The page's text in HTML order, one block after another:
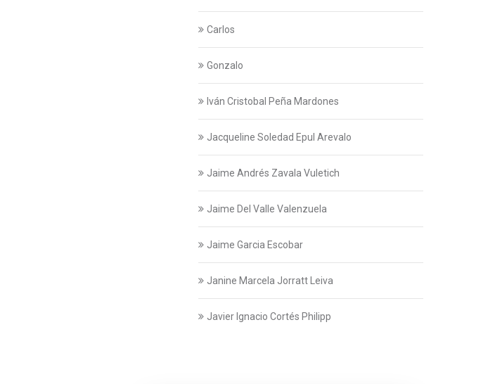
Carlos
Gonzalo
Iván Cristobal Peña Mardones
Jacqueline Soledad Epul Arevalo
Jaime Andrés Zavala Vuletich
Jaime Del Valle Valenzuela
Jaime Garcia Escobar
Janine Marcela Jorratt Leiva
Javier Ignacio Cortés Philipp